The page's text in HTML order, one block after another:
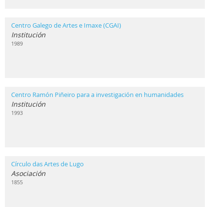
Centro Galego de Artes e Imaxe (CGAI)
Institución
1989
Centro Ramón Piñeiro para a investigación en humanidades
Institución
1993
Círculo das Artes de Lugo
Asociación
1855